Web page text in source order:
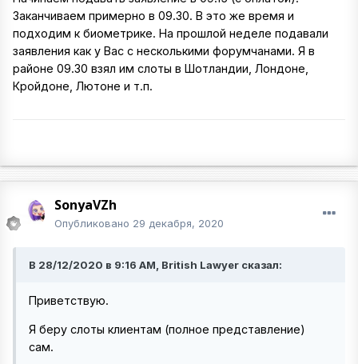
Заканчиваем примерно в 09.30. В это же время и
подходим к биометрике. На прошлой неделе подавали
заявления как у Вас с несколькими форумчанами. Я в
районе 09.30 взял им слоты в Шотландии, Лондоне,
Кройдоне, Лютоне и т.п.
SonyaVZh
Опубликовано 29 декабря, 2020
В 28/12/2020 в 9:16 AM, British Lawyer сказал:
Приветствую.
Я беру слоты клиентам (полное представление)
сам.